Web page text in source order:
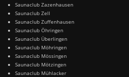
Saunaclub Zazenhausen
Saunaclub Zell
Saunaclub Zuffenhausen
Saunaclub Öhringen
Saunaclub Überlingen
Saunaclub Möhringen
Saunaclub Mössingen
Saunaclub Mötzingen
Saunaclub Mühlacker